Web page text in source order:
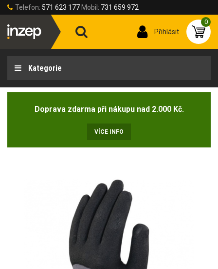
Telefon: 571 623 177 Mobil: 731 659 972
Přihlásit
0
Kategorie
Doprava zdarma při nákupu nad 2.000 Kč.
VÍCE INFO